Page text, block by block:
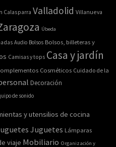
Calasparra Valladolid Villanueva
Úbeda
Audio Bolsos Bolsos, billeteras y
Camisas y tops Casa y jardín
Cosméticos Cuidado de la
Decoración
de sonido
y utensilios de cocina
Juguetes Lámparas
viaje Mobiliario Organización y